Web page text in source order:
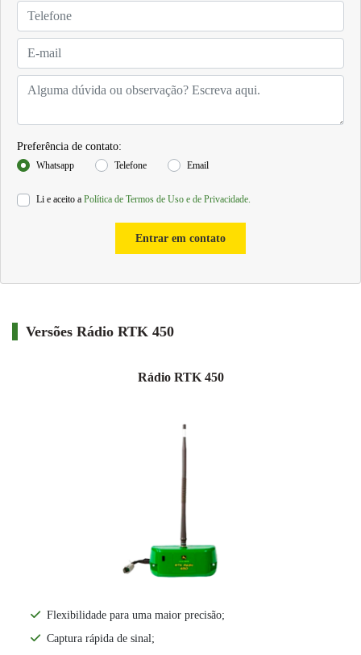
Preferência de contato:
Whatsapp Telefone Email
Li e aceito a Política de Termos de Uso e de Privacidade.
Entrar em contato
Versões Rádio RTK 450
Rádio RTK 450
Flexibilidade para uma maior precisão;
Captura rápida de sinal;